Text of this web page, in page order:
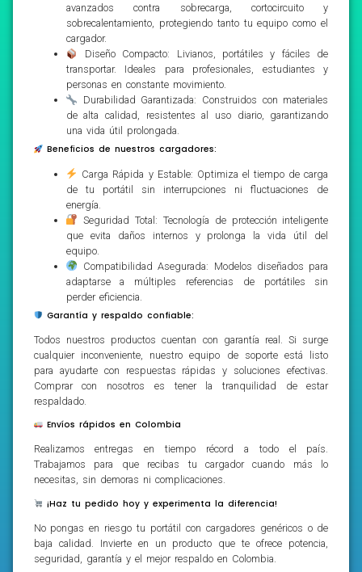
avanzados contra sobrecarga, cortocircuito y
sobrecalentamiento, protegiendo tanto tu equipo como el
cargador.
Diseño Compacto: Livianos, portátiles y fáciles de
transportar. Ideales para profesionales, estudiantes y
personas en constante movimiento.
Durabilidad Garantizada: Construidos con materiales
de alta calidad, resistentes al uso diario, garantizando
una vida útil prolongada.
Beneficios de nuestros cargadores:
Carga Rápida y Estable: Optimiza el tiempo de carga
de tu portátil sin interrupciones ni fluctuaciones de
energía.
Seguridad Total: Tecnología de protección inteligente
que evita daños internos y prolonga la vida útil del
equipo.
Compatibilidad Asegurada: Modelos diseñados para
adaptarse a múltiples referencias de portátiles sin
perder eficiencia.
Garantía y respaldo confiable:
Todos nuestros productos cuentan con garantía real. Si surge
cualquier inconveniente, nuestro equipo de soporte está listo
para ayudarte con respuestas rápidas y soluciones efectivas.
Comprar con nosotros es tener la tranquilidad de estar
respaldado.
Envíos rápidos en Colombia
Realizamos entregas en tiempo récord a todo el país.
Trabajamos para que recibas tu cargador cuando más lo
necesitas, sin demoras ni complicaciones.
¡Haz tu pedido hoy y experimenta la diferencia!
No pongas en riesgo tu portátil con cargadores genéricos o de
baja calidad. Invierte en un producto que te ofrece potencia,
seguridad, garantía y el mejor respaldo en Colombia.